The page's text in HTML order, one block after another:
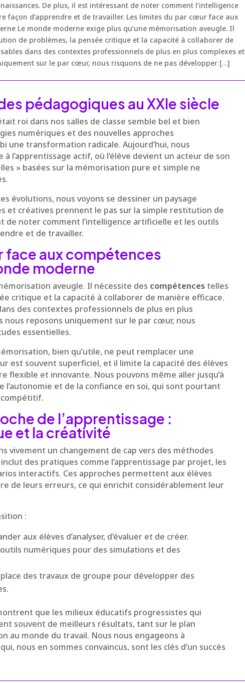
De plus, il est intéressant de noter comment l’intelligence
d’apprendre et de travailler. Les limites du par cœur face aux
Le monde moderne exige plus qu’une mémorisation aveugle. Il
de problèmes, la pensée critique et la capacité à collaborer de
dans des contextes professionnels de plus en plus complexes et
sur le par cœur, nous risquons de ne pas développer […]
pédagogiques au XXIe siècle
roi dans nos salles de classe semble bel et bien
numériques et des nouvelles approches
une transformation radicale. Aujourd’hui, nous
l’apprentissage actif, où l’élève devient un acteur de son
» basées sur la mémorisation pure et simple ne
évolutions, nous voyons se dessiner un paysage
et créatives prennent le pas sur la simple restitution de
de noter comment l’intelligence artificielle et les outils
et de travailler.
aux compétences
moderne
aveugle. Il nécessite des compétences telles
critique et la capacité à collaborer de manière efficace.
des contextes professionnels de plus en plus
nous reposons uniquement sur le par cœur, nous
essentielles.
bien qu’utile, ne peut remplacer une
est souvent superficiel, et il limite la capacité des élèves
flexible et innovante. Nous pouvons même aller jusqu’à
l’autonomie et de la confiance en soi, qui sont pourtant
compétitif.
de l’apprentissage :
et la créativité
vivement un changement de cap vers des méthodes
inclut des pratiques comme l’apprentissage par projet, les
interactifs. Ces approches permettent aux élèves
de leurs erreurs, ce qui enrichit considérablement leur
:
aux élèves d’analyser, d’évaluer et de créer.
numériques pour des simulations et des
des travaux de groupe pour développer des
que les milieux éducatifs progressistes qui
souvent de meilleurs résultats, tant sur le plan
au monde du travail. Nous nous engageons à
nous en sommes convaincus, sont les clés d’un succès